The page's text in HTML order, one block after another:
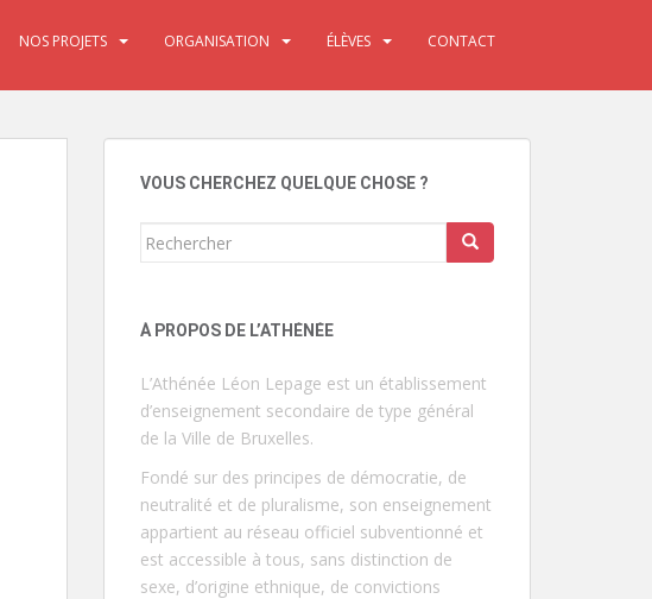
NOS PROJETS ORGANISATION ÉLÈVES CONTACT
VOUS CHERCHEZ QUELQUE CHOSE ?
Rechercher...
À PROPOS DE L’ATHÉNÉE
L’Athénée Léon Lepage est un établissement
d’enseignement secondaire de type général
de la Ville de Bruxelles.
Fondé sur des principes de démocratie, de
neutralité et de pluralisme, son enseignement
appartient au réseau officiel subventionné et
est accessible à tous, sans distinction de
sexe, d’origine ethnique, de convictions